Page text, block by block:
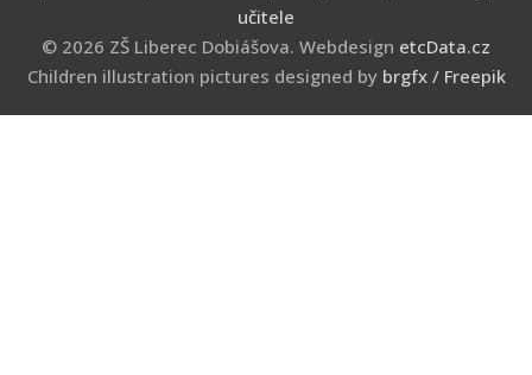
učitele
© 2026 ZŠ Liberec Dobiášova. Webdesign etcData.cz
Children illustration pictures designed by brgfx / Freepik